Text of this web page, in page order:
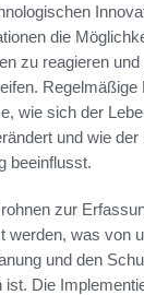
die
zu reagieren und
Regelmäßige
wie sich der
und wie
beeinflusst.
zur
werden, was von
und den
ist. Die